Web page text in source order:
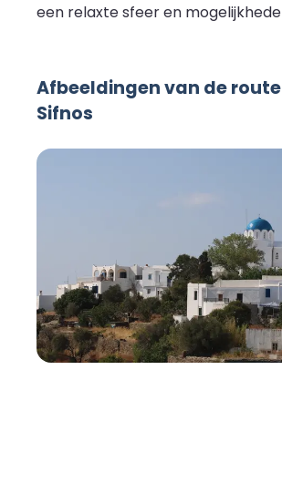
een relaxte sfeer en
Afbeeldingen van de
Sifnos